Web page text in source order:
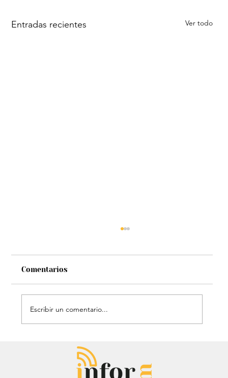
Entradas recientes Ver todo
Chayanne se animó a trend viral y
dejó mensaje: “Antes de ser tu
Comentarios
Escribir un comentario...